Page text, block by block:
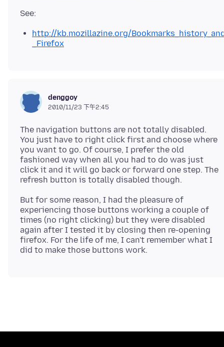
http://kb.mozillazine.org/
_Firefox
denggoy
2010/11/23 下午2:45
The navigation buttons are not totally disabled.
You just have to right click first and choose where
you want to go. Of course, I prefer the old
fashioned way when all you had to do was just
click it and it will go back or forward one step. The
But for some reason, I had the pleasure of
experiencing those buttons working a couple of
times (no right clicking) but they were disabled
again after I tested it by closing then re-opening
firefox. For the life of me, I can't remember what I